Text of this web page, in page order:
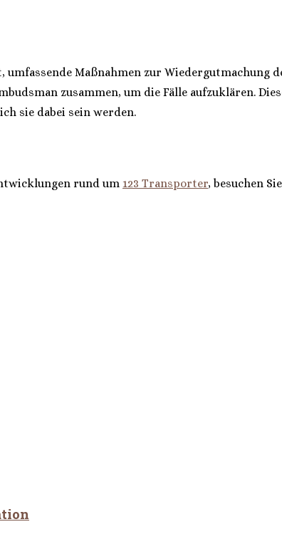
umfassende Maßnahmen zur Wiedergutmachung
zusammen, um die Fälle aufzuklären.
sie dabei sein werden.
rund um 123 Transporter, besuchen